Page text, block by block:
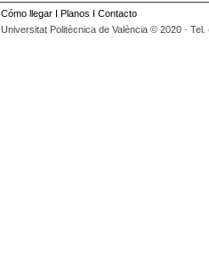
Cómo llegar I Planos I Contacto
Universitat Politècnica de València © 2020 ·